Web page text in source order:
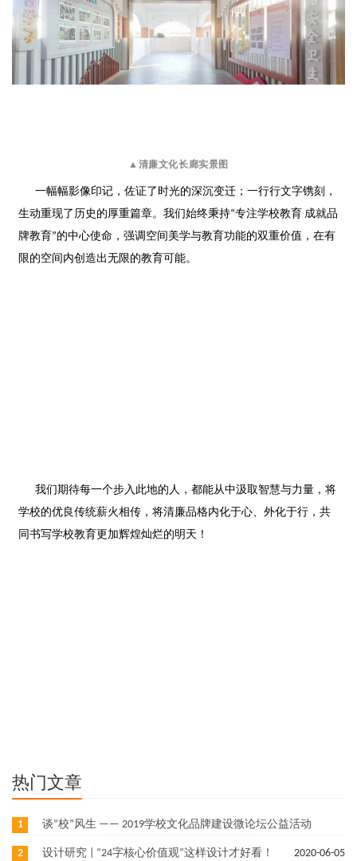
▲清廉文化长廊实景图
一幅幅影像印记，佐证了时光的深沉变迁； 一行行文字镌刻，
生动重现了历史的厚重篇章。 我们始终秉持“专注学校教育 成就品
牌教育”的中心使命， 强调空间美学与教育功能的双重价值， 在有
限的空间内创造出无限的教育可能。
我们期待每一个步入此地的人， 都能从中汲取智慧与力量， 将
学校的优良传统薪火相传， 将清廉品格内化于心、外化于行， 共
同书写学校教育更加辉煌灿烂的明天！
热门文章
1 谈“校”风生 —— 2019学校文化品牌建设微论坛公益活动
2021-03-06
2 设计研究 | “24字核心价值观”这样设计才好看！ 2020-06-05